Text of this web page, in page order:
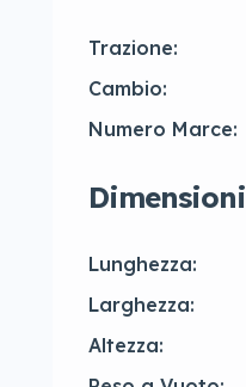
Trazione:
Cambio:
Numero Marce:
Dimensioni
Lunghezza:
Larghezza:
Altezza: